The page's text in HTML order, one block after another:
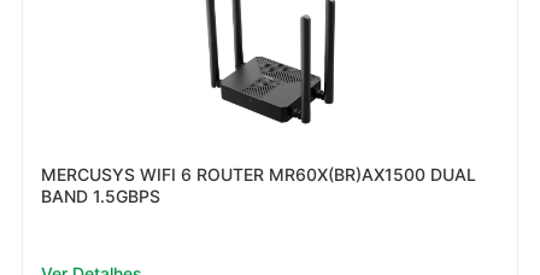
MERCUSYS WIFI 6 ROUTER MR60X(BR)AX1500 DUAL
BAND 1.5GBPS